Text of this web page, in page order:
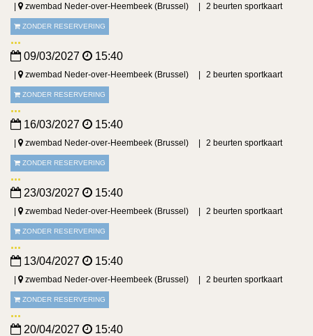
zwembad Neder-over-Heembeek (Brussel) 2 beurten sportkaart
ZONDER RESERVERING
09/03/2027 15:40
zwembad Neder-over-Heembeek (Brussel) 2 beurten sportkaart
ZONDER RESERVERING
16/03/2027 15:40
zwembad Neder-over-Heembeek (Brussel) 2 beurten sportkaart
ZONDER RESERVERING
23/03/2027 15:40
zwembad Neder-over-Heembeek (Brussel) 2 beurten sportkaart
ZONDER RESERVERING
13/04/2027 15:40
zwembad Neder-over-Heembeek (Brussel) 2 beurten sportkaart
ZONDER RESERVERING
20/04/2027 15:40